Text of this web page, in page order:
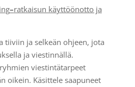
–ratkaisun käyttöönotto ja
tiiviin ja selkeän ohjeen, jota
ja viestinnällä.
viestintätarpeet
oikein. Käsittele saapuneet